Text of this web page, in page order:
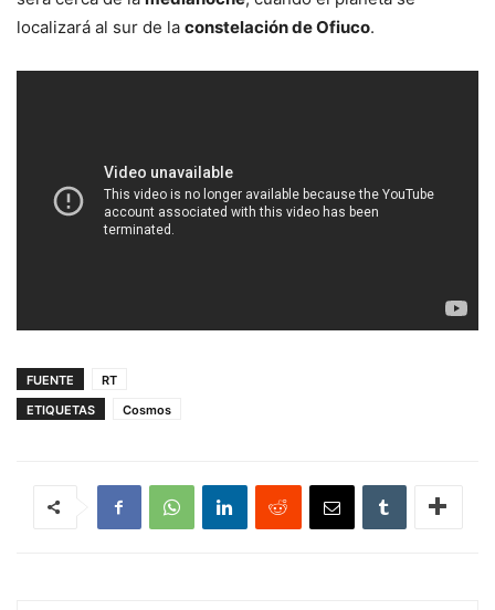
localizará al sur de la constelación de Ofiuco.
FUENTE
RT
ETIQUETAS
Cosmos